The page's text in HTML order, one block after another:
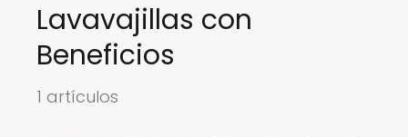
Lavavajillas con
Beneficios
1 artículos